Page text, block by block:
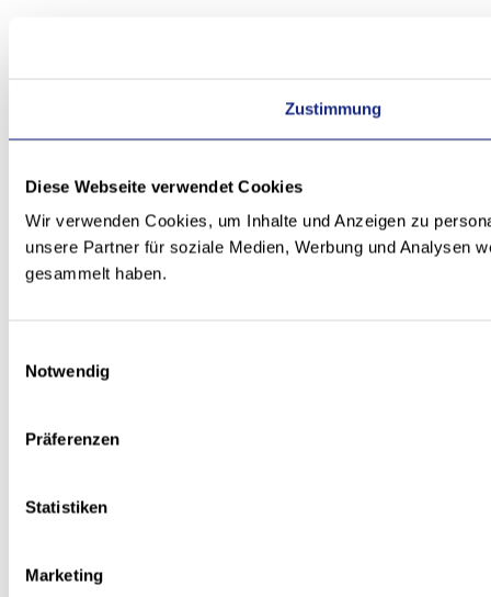
Zustimmung
Diese Webseite verwendet Cookies
Wir verwenden Cookies, um Inhalte und Anzeigen zu
unsere Partner für soziale Medien, Werbung und Analysen
gesammelt haben.
Notwendig
Präferenzen
Statistiken
Marketing